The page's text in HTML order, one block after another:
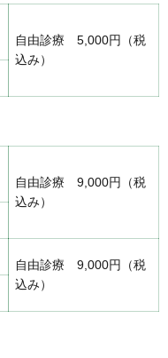
自由診療 5,000円（税
込み）
自由診療 9,000円（税
込み）
自由診療 9,000円（税
込み）